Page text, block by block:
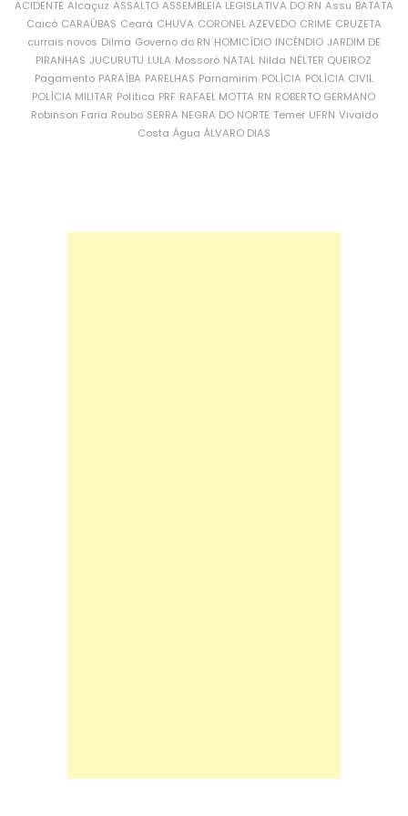
ACIDENTE Alcaçuz ASSALTO ASSEMBLEIA LEGISLATIVA DO RN Assu BATATA
Caicó CARAÚBAS Ceará CHUVA CORONEL AZEVEDO CRIME CRUZETA
currais novos Dilma Governo do RN HOMICÍDIO INCÊNDIO JARDIM DE
PIRANHAS JUCURUTU LULA Mossoró NATAL Nilda NÉLTER QUEIROZ
Pagamento PARAÍBA PARELHAS Parnamirim POLÍCIA POLÍCIA CIVIL
POLÍCIA MILITAR Política PRF RAFAEL MOTTA RN ROBERTO GERMANO
Robinson Faria Roubo SERRA NEGRA DO NORTE Temer UFRN Vivaldo
Costa Água ÁLVARO DIAS